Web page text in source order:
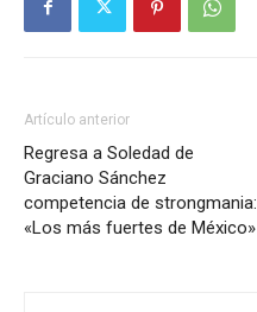
Artículo anterior
Regresa a Soledad de
Graciano Sánchez
competencia de strongmania:
«Los más fuertes de México»